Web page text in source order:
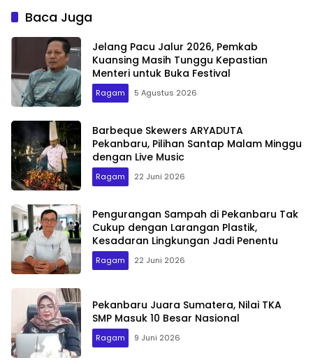
Baca Juga
Jelang Pacu Jalur 2026, Pemkab
Kuansing Masih Tunggu Kepastian
Menteri untuk Buka Festival
Ragam 5 Agustus 2026
Barbeque Skewers ARYADUTA
Pekanbaru, Pilihan Santap Malam Minggu
dengan Live Music
Ragam 22 Juni 2026
Pengurangan Sampah di Pekanbaru Tak
Cukup dengan Larangan Plastik,
Kesadaran Lingkungan Jadi Penentu
Ragam 22 Juni 2026
Pekanbaru Juara Sumatera, Nilai TKA
SMP Masuk 10 Besar Nasional
Ragam 9 Juni 2026